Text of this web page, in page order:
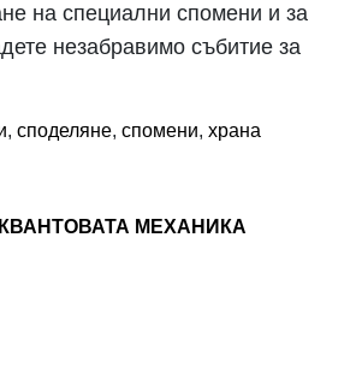
на специални спомени и за
незабравимо събитие за
, споделяне, спомени, храна
КВАНТОВАТА МЕХАНИКА